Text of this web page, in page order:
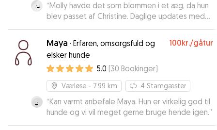
“Molly havde det som blommen i et æg, da hun
blev passet af Christine. Daglige updates med
billeder og videoer hver dag. Christine er utrolig
dygtigt til hunde og meget sød. Molly levede et
liv i luksus mens hun blev passet og kan kun
anbefale Christine ☺️
Maya · Erfaren, omsorgsfuld og
elsker hunde
100kr./gåtur
5.0 (30 Bookinger)
Værløse - 7.99 km 4 Stamgæster
“Kan varmt anbefale Maya. Hun er virkelig god til
hunde og vi vil meget gerne bruge hende igen.”